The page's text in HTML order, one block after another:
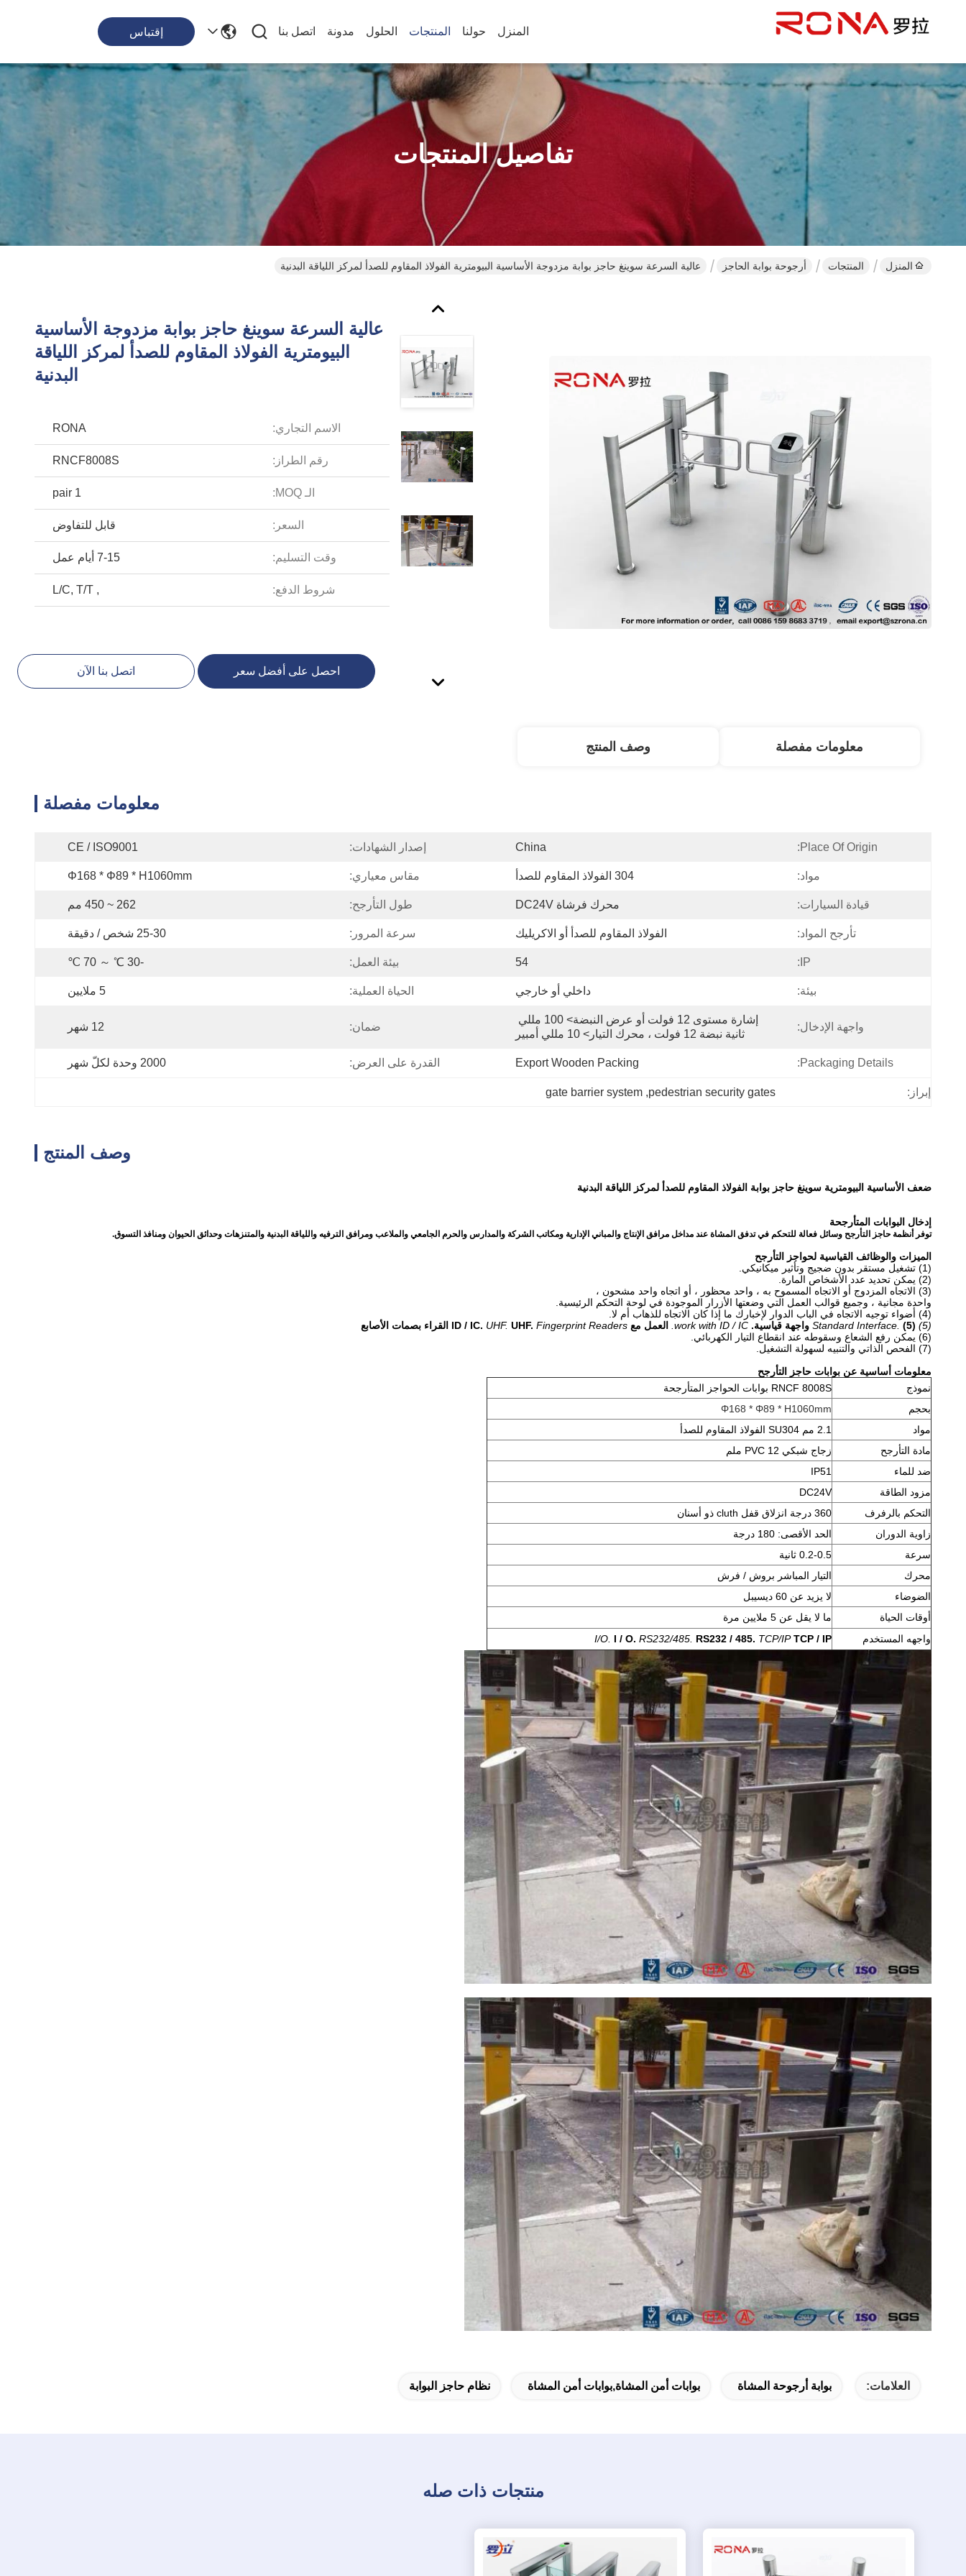
المنزل حولنا المنتجات الحلول مدونة اتصل بنا إقتباس
تفاصيل المنتجات
المنزل المنتجات أرجوحة بوابة الحاجز عالية السرعة سوينغ حاجز بوابة مزدوجة الأساسية البيومترية الفولاذ المقاوم للصدأ لمركز اللياقة البدنية
عالية السرعة سوينغ حاجز بوابة مزدوجة الأساسية
البيومترية الفولاذ المقاوم للصدأ لمركز اللياقة
البدنية
الاسم التجاري: RONA
رقم الطراز: RNCF8008S
الـ MOQ: 1 pair
السعر: قابل للتفاوض
وقت التسليم: 7-15 أيام عمل
شروط الدفع: , L/C, T/T
احصل على أفضل سعر اتصل بنا الآن
معلومات مفصلة وصف المنتج
معلومات مفصلة
Place Of Origin:
China إصدار الشهادات: CE / ISO9001
مواد: 304 الفولاذ المقاوم للصدأ مقاس معياري: Φ168 * Φ89 * H1060mm
قيادة السيارات: محرك فرشاة DC24V طول التأرجح: 262 ~ 450 مم
تأرجح المواد: الفولاذ المقاوم للصدأ أو الاكريليك سرعة المرور: 25-30 شخص / دقيقة
IP:
54 بيئة العمل: -30 ℃ ～ 70 ℃
بيئة: داخلي أو خارجي الحياة العملية: 5 ملايين
واجهة الإدخال:
ثانية نبضة 12 فولت ، محرك التيار> 10 مللي أمبير
ضمان: 12 شهر
Packaging Details:
Export Wooden Packing القدرة على العرض: 2000 وحدة لكلّ شهر
إبراز: pedestrian security gates
,
gate barrier system
وصف المنتج
ضعف الأساسية البيومترية سوينغ حاجز بوابة الفولاذ المقاوم للصدأ لمركز اللياقة البدنية
إدخال البوابات المتأرجحة
توفر أنظمة حاجز التأرجح وسائل فعالة للتحكم في تدفق المشاة عند مداخل مرافق الإنتاج والمباني الإدارية ومكاتب الشركة والمدارس والحرم الجامعي والملاعب ومرافق الترفيه واللياقة البدنية والمتنزهات وحدائق الحيوان ومنافذ التسوق.
الميزات والوظائف القياسية لحواجز التأرجح
(1) تشغيل مستقر بدون ضجيج وتأثير ميكانيكي.
(2) يمكن تحديد عدد الأشخاص المارة.
(3) الاتجاه المزدوج أو الاتجاه المسموح به ، واحد محظور ، أو اتجاه واحد مشحون ،
واحدة مجانية ، وجميع قوالب العمل التي وضعتها الأزرار الموجودة في لوحة التحكم الرئيسية.
(4) أضواء توجيه الاتجاه في الباب الدوار لإخبارك ما إذا كان الاتجاه للذهاب أم لا.
(5) Standard Interface.
(5) واجهة قياسية. work with ID / IC. العمل مع ID / IC. UHF. UHF. Fingerprint Readers
القراء بصمات الأصابع
(6) يمكن رفع الشعاع وسقوطه عند انقطاع التيار الكهربائي.
(7) الفحص الذاتي والتنبيه لسهولة التشغيل.
معلومات أساسية عن بوابات حاجز التأرجح
نموذج
RNCF 8008S بوابات الحواجز المتأرجحة
بحجم
Φ168 * Φ89 * H1060mm
مواد
2.1 مم SU304 الفولاذ المقاوم للصدأ
مادة التأرجح
زجاج شبكي PVC 12 ملم
ضد للماء
IP51
مزود الطاقة
DC24V
التحكم بالرفرف
360 درجة انزلاق قفل cluth ذو أسنان
زاوية الدوران
الحد الأقصى: 180 درجة
سرعة
0.2-0.5 ثانية
محرك
التيار المباشر بروش / فرش
الضوضاء
لا يزيد عن 60 ديسيبل
أوقات الحياة
ما لا يقل عن 5 ملايين مرة
واجهه المستخدم
I/O. I / O. RS232/485. RS232 / 485. TCP/IP TCP / IP
العلامات: بوابة أرجوحة المشاة بوابات أمن المشاة,بوابات أمن المشاة نظام حاجز البوابة
منتجات ذات صله